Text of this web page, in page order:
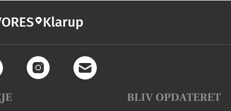
Klarup
BLIV OPDATERET